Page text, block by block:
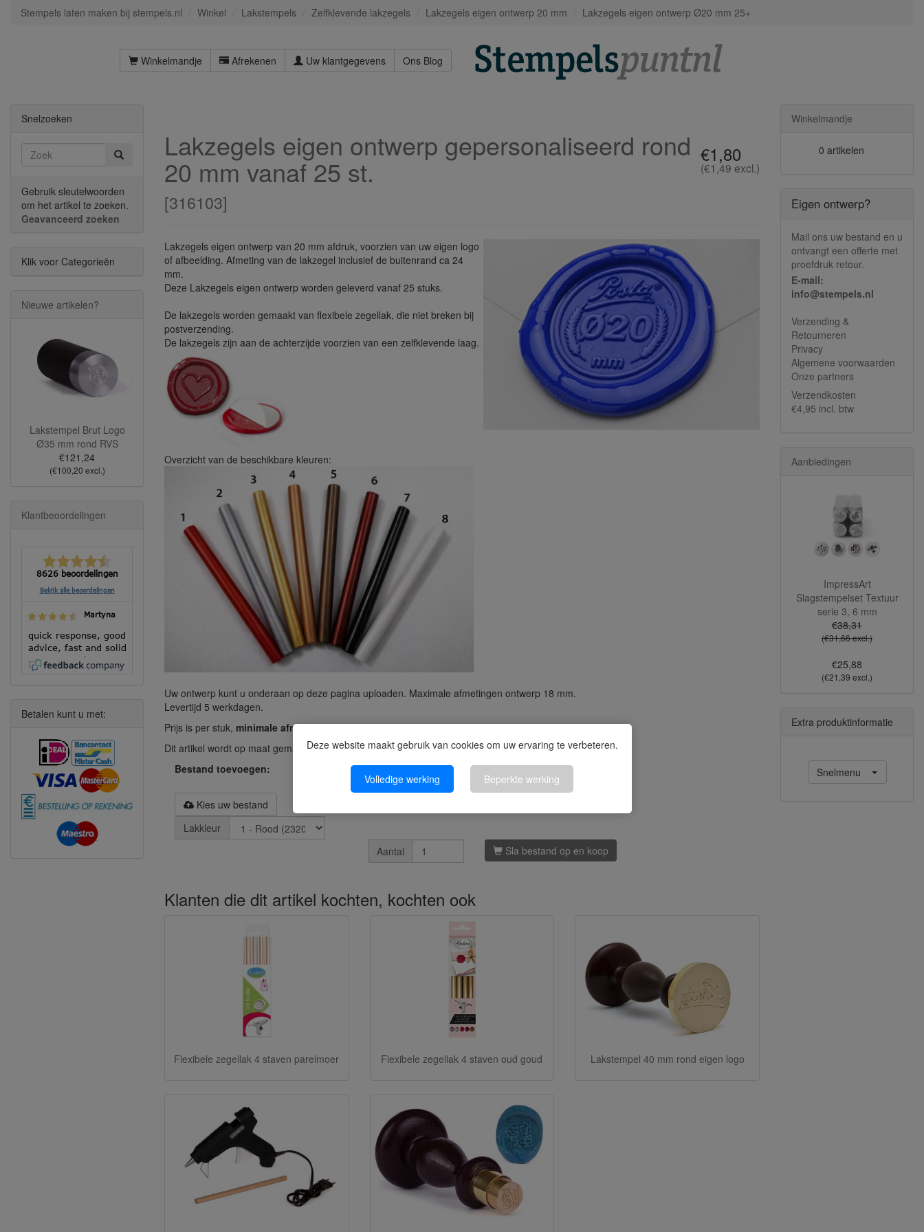
Deze website maakt gebruik van cookies om uw ervaring te verbeteren.
Volledige werking Beperkte werking
Stempels laten maken bij stempels.nl Winkel Lakstempels Zelfklevende lakzegels Lakzegels eigen ontwerp 20 mm Lakzegels eigen ontwerp Ø20 mm 25+
Winkelmandje Afrekenen Uw klantgegevens Ons Blog
€1,80
(€1,49 excl.)
Lakzegels eigen ontwerp gepersonaliseerd rond
20 mm vanaf 25 st.
[316103]
Lakzegels eigen ontwerp van 20 mm afdruk, voorzien van uw eigen logo
of afbeelding. Afmeting van de lakzegel inclusief de buitenrand ca 24
mm.
Deze Lakzegels eigen ontwerp worden geleverd vanaf 25 stuks.
De lakzegels worden gemaakt van flexibele zegellak, die niet breken bij
postverzending.
De lakzegels zijn aan de achterzijde voorzien van een zelfklevende laag.
Overzicht van de beschikbare kleuren:
Uw ontwerp kunt u onderaan op deze pagina uploaden. Maximale afmetingen ontwerp 18 mm.
Levertijd 5 werkdagen.
Prijs is per stuk, minimale afname 25 stuks
Dit artikel wordt op maat gemaakt en is daarom uitgesloten van het herroepingsrecht.
Bestand toevoegen:
Kies uw bestand
Lakkleur
Aantal
Sla bestand op en koop
Klanten die dit artikel kochten, kochten ook
Flexibele zegellak 4 staven parelmoer Flexibele zegellak 4 staven oud goud Lakstempel 40 mm rond eigen logo
Snelzoeken
Gebruik sleutelwoorden
om het artikel te zoeken.
Geavanceerd zoeken
Klik voor Categorieën
Nieuwe artikelen?
Lakstempel Brut Logo
Ø35 mm rond RVS
€121,24
(€100,20 excl.)
Klantbeoordelingen
8626 beoordelingen
Bekijk alle beoordelingen
Martyna
quick response, good
advice, fast and solid
execution!
Betalen kunt u met:
Winkelmandje
0 artikelen
Eigen ontwerp?
Mail ons uw bestand en u
ontvangt een offerte met
proefdruk retour.
E-mail:
info@stempels.nl
Verzending &
Retourneren
Privacy
Algemene voorwaarden
Onze partners
Verzendkosten
€4,95 incl. btw
Aanbiedingen
ImpressArt
Slagstempelset Textuur
serie 3, 6 mm
€38,31
(€31,66 excl.)
€25,88
(€21,39 excl.)
Extra produktinformatie
Snelmenu